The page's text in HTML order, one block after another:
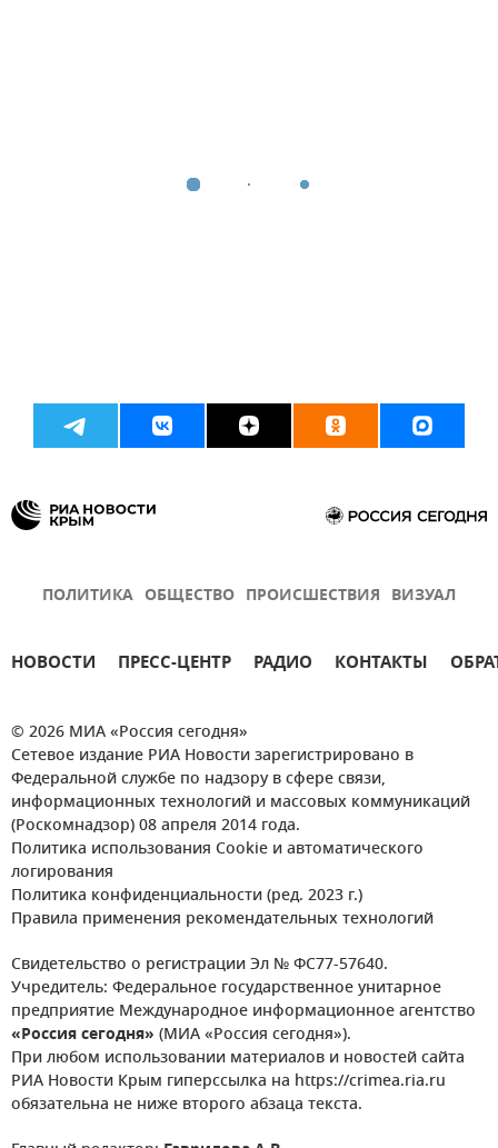
ПОЛИТИКА ОБЩЕСТВО ПРОИСШЕСТВИЯ ВИЗУАЛ
НОВОСТИ ПРЕСС-ЦЕНТР РАДИО КОНТАКТЫ
© 2026 МИА «Россия сегодня»
Сетевое издание РИА Новости зарегистрировано в
Федеральной службе по надзору в сфере связи,
информационных технологий и массовых коммуникаций
(Роскомнадзор) 08 апреля 2014 года.
Политика использования Cookie и автоматического
логирования
Политика конфиденциальности (ред. 2023 г.)
Правила применения рекомендательных технологий
Свидетельство о регистрации Эл № ФС77-57640.
Учредитель: Федеральное государственное унитарное
предприятие Международное информационное агентство
«Россия сегодня» (МИА «Россия сегодня»).
При любом использовании материалов и новостей сайта
РИА Новости Крым гиперссылка на https://crimea.ria.ru
обязательна не ниже второго абзаца текста.